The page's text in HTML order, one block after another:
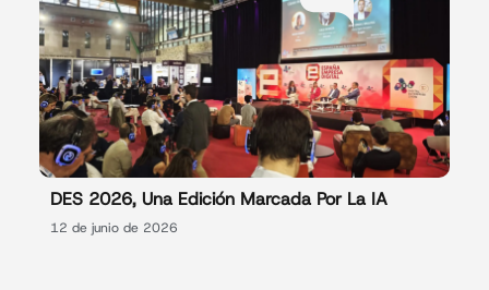
DES 2026, Una Edición Marcada Por La IA
12 de junio de 2026